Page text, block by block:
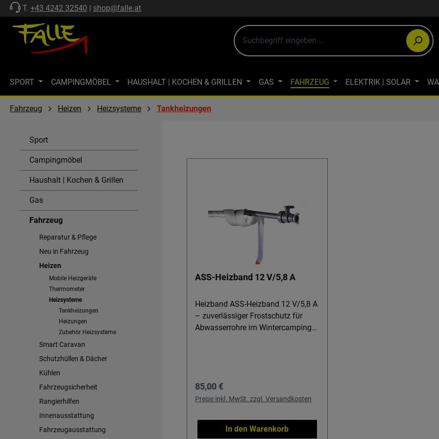
Hauptinhalt springen
Zur Suche springen
Zur Hauptnavigation springen
T. +43 4242 32540 | shop@falle.at
SPORT CAMPINGMÖBEL HAUSHALT | KOCHEN & GRILLEN GAS FAHRZEUG ELEKTRIK | SOLAR
SPÜLEN & KOMBI-EINHEITEN
Fahrzeug Heizen Heizsysteme Tankheizungen
Sport
Campingmöbel
Haushalt | Kochen & Grillen
Gas
Fahrzeug
Reparatur & Pflege
Neu in Fahrzeug
Heizen
Mobile Heizgeräte
Thermometer
Heizsysteme
Tankheizungen
Heizungen
Zubehör Heizsysteme
Smart Caravan
Schutzhüllen & Dächer
Kühlen
Fahrzeugsicherheit
Rangierhilfen
Innenausstattung
Fahrzeugausstattung
ASS-Heizband 12 V/5,8 A
Heizband ASS-Heizband 12 V/5,8 A
– zuverlässiger Frostschutz für
Abwasserrohre im Wintercamping
für Wintercamper, die autark bleiben
möchten, statt eingefrorene
anschließen, umwickeln, kurz
warten – und das Wasser läuft
Regulärer Preis:
85,00 €
Preise inkl. MwSt. zzgl. Versandkosten
In den Warenkorb